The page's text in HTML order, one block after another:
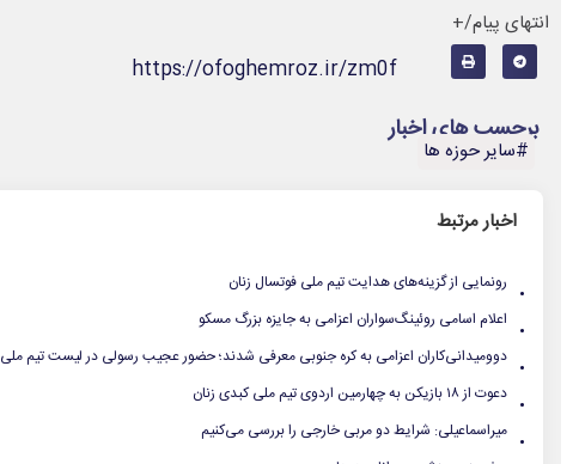
انتهای پیام/+
https://ofoghemroz.ir/zm0f
برچسب های اخبار
#سایر حوزه ها
اخبار مرتبط
. رونمایی از گزینه‌های هدایت تیم ملی فوتسال زنان
. اعلام اسامی روئینگ‌سواران اعزامی به جایزه بزرگ مسکو
. دوومیدانی‌کاران اعزامی به کره جنوبی معرفی شدند؛ حضور عجیب رسولی در لیست تیم ملی
. دعوت از ۱۸ بازیکن به چهارمین اردوی تیم ملی کبدی زنان
. میراسماعیلی: شرایط دو مربی خارجی را بررسی می‌کنیم